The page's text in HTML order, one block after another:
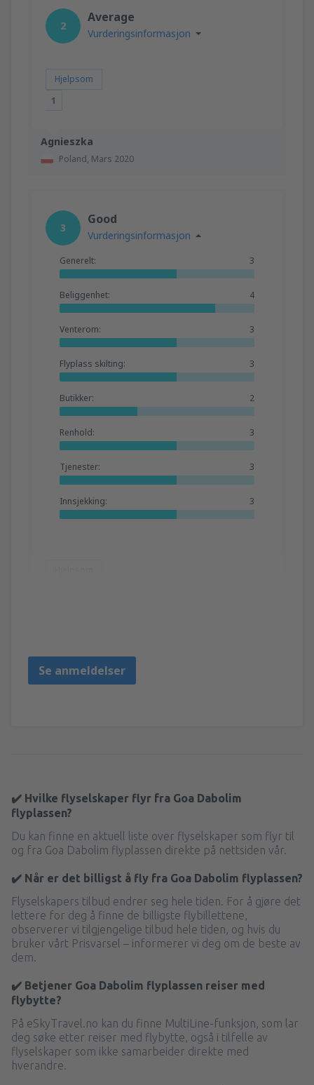
Agnieszka
Poland, Mars 2020
2
Average
Vurderingsinformasjon
Hjelpsom
1
3
Good
Vurderingsinformasjon
Generelt: 3
Beliggenhet: 4
Venterom: 3
Flyplass skilting: 3
Butikker: 2
Renhold: 3
Tjenester: 3
Innsjekking: 3
Se anmeldelser
✔️ Hvilke flyselskaper flyr fra Goa Dabolim
flyplassen?
Du kan finne en aktuell liste over flyselskaper som flyr til
og fra Goa Dabolim flyplassen direkte på nettsiden vår.
✔️ Når er det billigst å fly fra Goa Dabolim flyplassen?
Flyselskapers tilbud endrer seg hele tiden. For å gjøre det
lettere for deg å finne de billigste flybillettene,
observerer vi tilgjengelige tilbud hele tiden, og hvis du
bruker vårt Prisvarsel – informerer vi deg om de beste av
dem.
✔️ Betjener Goa Dabolim flyplassen reiser med
flybytte?
På eSkyTravel.no kan du finne MultiLine-funksjon, som lar
deg søke etter reiser med flybytte, også i tilfelle av
flyselskaper som ikke samarbeider direkte med
hverandre.